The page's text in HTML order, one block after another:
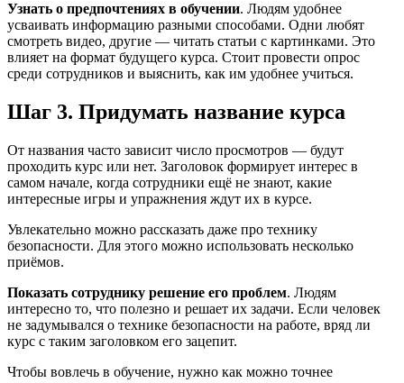
Узнать о предпочтениях в обучении. Людям удобнее
усваивать информацию разными способами. Одни любят
смотреть видео, другие — читать статьи с картинками. Это
влияет на формат будущего курса. Стоит провести опрос
среди сотрудников и выяснить, как им удобнее учиться.
Шаг 3. Придумать название курса
От названия часто зависит число просмотров — будут
проходить курс или нет. Заголовок формирует интерес в
самом начале, когда сотрудники ещё не знают, какие
интересные игры и упражнения ждут их в курсе.
Увлекательно можно рассказать даже про технику
безопасности. Для этого можно использовать несколько
приёмов.
Показать сотруднику решение его проблем. Людям
интересно то, что полезно и решает их задачи. Если человек
не задумывался о технике безопасности на работе, вряд ли
курс с таким заголовком его зацепит.
Чтобы вовлечь в обучение, нужно как можно точнее